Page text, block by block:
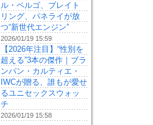
ル・ペルゴ、ブレイト
リング、パネライが放
つ“新世代エンジン”
2026/01/19 15:59
【2026年注目】“性別を
超える”3本の傑作｜ブラ
ンパン・カルティエ・
IWCが贈る、誰もが愛せ
るユニセックスウォッ
チ
2026/01/19 15:58